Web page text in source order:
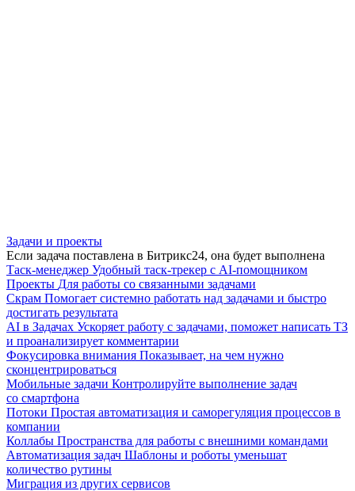
Задачи и проекты
Если задача поставлена в Битрикс24, она будет выполнена
Таск-менеджер Удобный таск-трекер с AI-помощником
Проекты Для работы со связанными задачами
Скрам Помогает системно работать над задачами и быстро
достигать результата
AI в Задачах Ускоряет работу с задачами, поможет написать ТЗ
и проанализирует комментарии
Фокусировка внимания Показывает, на чем нужно
сконцентрироваться
Мобильные задачи Контролируйте выполнение задач
со смартфона
Потоки Простая автоматизация и саморегуляция процессов в
компании
Коллабы Пространства для работы с внешними командами
Автоматизация задач Шаблоны и роботы уменьшат
количество рутины
Миграция из других сервисов